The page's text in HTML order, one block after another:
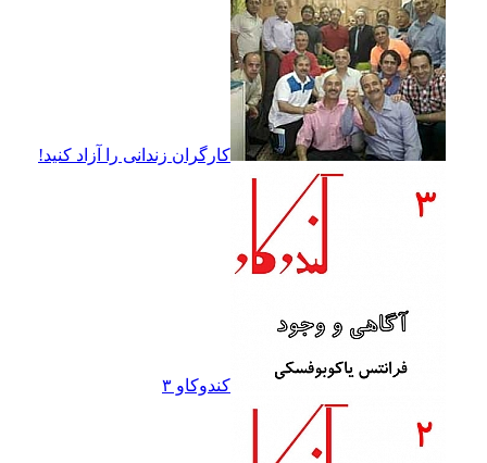
کارگران زندانى را آزاد کنيد!
کندوکاو ۳